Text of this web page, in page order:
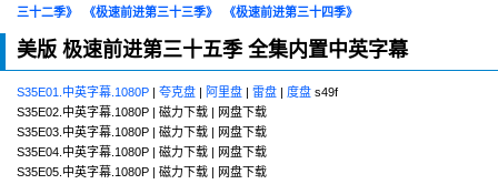
三十二季》
《极速前进第三十三季》 《极速前进第三十四季》
美版 极速前进第三十五季 全集内置中英字幕
S35E01.中英字幕.1080P 夸克盘 阿里盘 雷盘 度盘 s49f
S35E02.中英字幕.1080P | 磁力下载 | 网盘下载
S35E03.中英字幕.1080P | 磁力下载 | 网盘下载
S35E04.中英字幕.1080P | 磁力下载 | 网盘下载
S35E05.中英字幕.1080P | 磁力下载 | 网盘下载